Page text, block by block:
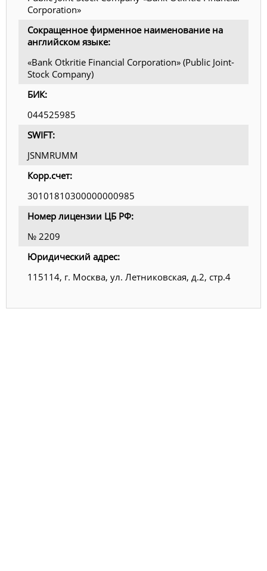
Corporation»
Сокращенное фирменное наименование на
английском языке:
«Bank Otkritie Financial Corporation» (Public Joint-
Stock Company)
БИК:
044525985
SWIFT:
JSNMRUMM
Корр.счет:
30101810300000000985
Номер лицензии ЦБ РФ:
№ 2209
Юридический адрес:
115114, г. Москва, ул. Летниковская, д.2, стр.4